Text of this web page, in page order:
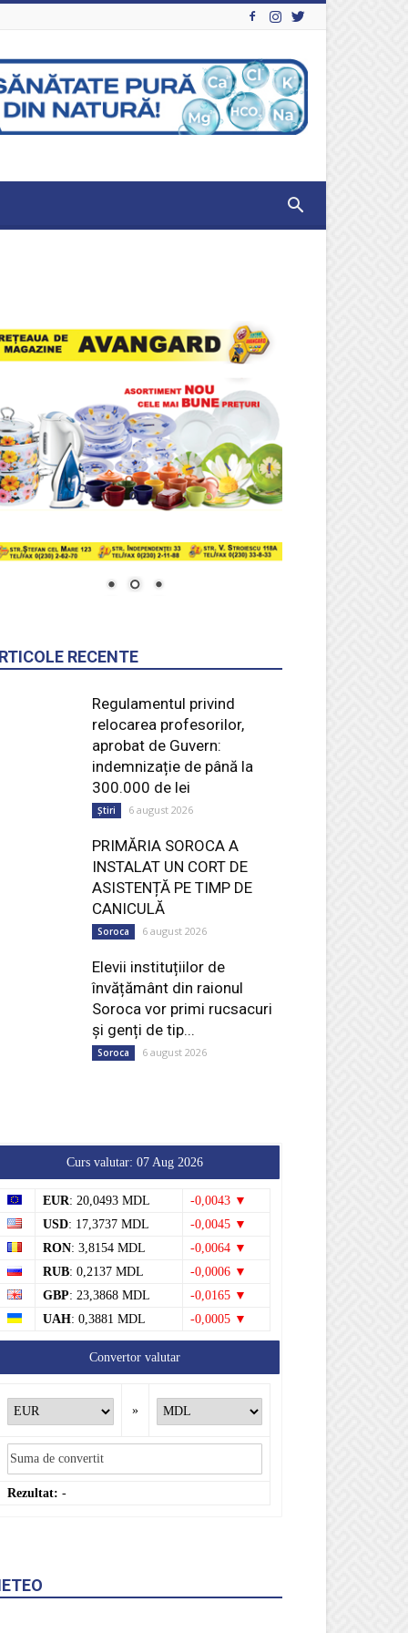
RECENTE
Regulamentul privind
relocarea profesorilor,
aprobat de Guvern:
indemnizație de până la
300.000 de lei
Știri 6 august 2026
PRIMĂRIA SOROCA A
INSTALAT UN CORT DE
ASISTENȚĂ PE TIMP DE
CANICULĂ
Soroca 6 august 2026
Elevii instituțiilor de
învățământ din raionul
Soroca vor primi rucsacuri
și genți de tip...
Soroca 6 august 2026
Curs valutar: 07 Aug 2026
EUR: 20,0493 MDL
-0,0043 ▼
USD: 17,3737 MDL
-0,0045 ▼
RON: 3,8154 MDL
-0,0064 ▼
RUB: 0,2137 MDL
-0,0006 ▼
GBP: 23,3868 MDL
-0,0165 ▼
UAH: 0,3881 MDL -0,0005 ▼
Convertor valutar
»
Rezultat: -